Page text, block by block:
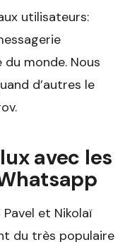
utilisateurs:
monde. Nous
d’autres le
avec les
et Nikolaï
du très populaire